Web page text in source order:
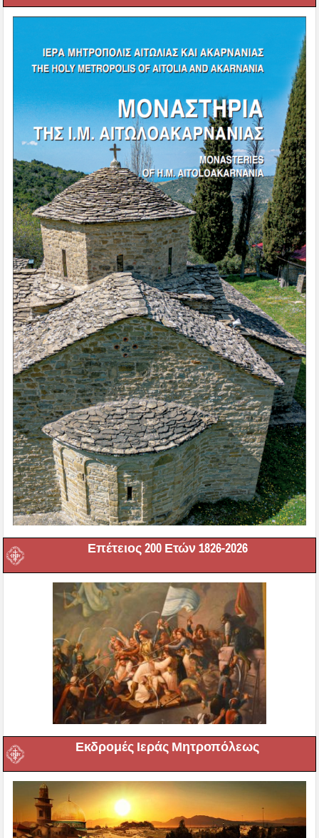
Επέτειος 200 Ετών 1826-2026
Εκδρομές Ιεράς Μητροπόλεως